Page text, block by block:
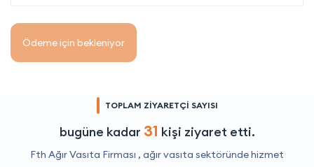
Ödeme için bekleniyor
TOPLAM ZİYARETÇİ SAYISI
bugüne kadar 31 kişi ziyaret etti.
Fth Ağır Vasıta Firması , ağır vasıta sektöründe hizmet